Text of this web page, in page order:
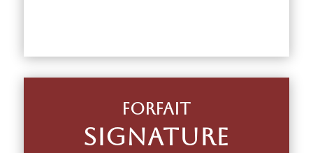
Forfait
Signature